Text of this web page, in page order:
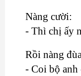
Nàng cười:
- Thì chị ấy
Rồi nàng
- Coi bộ